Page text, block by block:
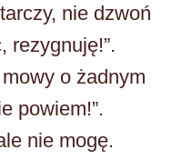
nie dzwoń
rezygnuję!”.
o żadnym
powiem!”.
nie mogę.